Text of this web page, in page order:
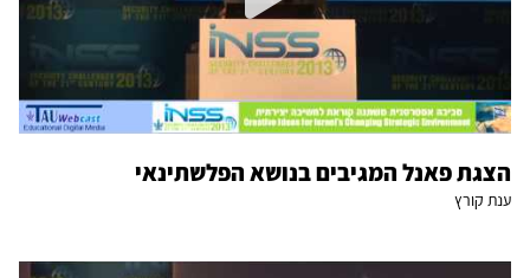
הצגת פאנל המגיבים בנושא הפלשתינאי
ענת קורץ